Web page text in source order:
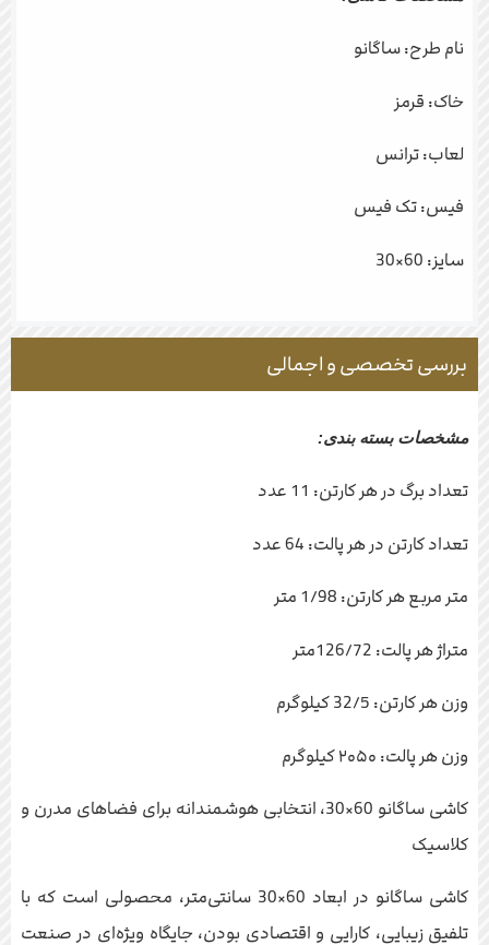
نام طرح: ساگانو
خاک: قرمز
لعاب: ترانس
فیس: تک فیس
سایز: 60×30
بررسی تخصصی و اجمالی
مشخصات بسته بندی:
تعداد برگ در هر کارتن: 11 عدد
تعداد کارتن در هر پالت: 64 عدد
متر مربع هر کارتن: 1/98 متر
متراژ هر پالت: 126/72متر
وزن هر کارتن: 32/5 کیلوگرم
وزن هر پالت: ۲۰۵۰ کیلوگرم
کاشی ساگانو 60×30، انتخابی هوشمندانه برای فضاهای مدرن و
کلاسیک
کاشی ساگانو در ابعاد 60×30 سانتی‌متر، محصولی است که با
تلفیق زیبایی، کارایی و اقتصادی بودن، جایگاه ویژه‌ای در صنعت